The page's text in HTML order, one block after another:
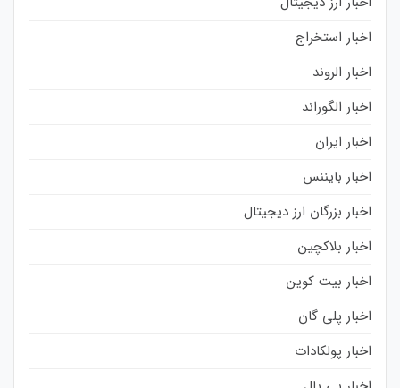
اخبار استخراج
اخبار الروند
اخبار الگوراند
اخبار ایران
اخبار بایننس
اخبار بزرگان ارز دیجیتال
اخبار بلاکچین
اخبار بیت کوین
اخبار پلی گان
اخبار پولکادات